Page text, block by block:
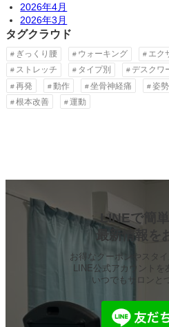
2026年4月
2026年3月
タグクラウド
ぎっくり腰 ウォーキング エク
ストレッチ
タイプ別 デスクワ
再発
動作 坐骨神経痛 姿勢
根本改善
運動
LINEで簡
最新情報を
お得なクーポンやスタ
LINE公式アカウントを
いつでもサロンと